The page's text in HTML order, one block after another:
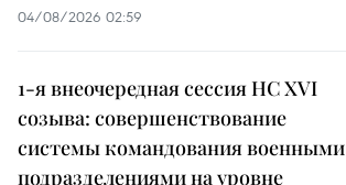
04/08/2026 02:59
1-я внеочередная сессия НС XVI
созыва: совершенствование
системы командования военными
подразделениями на уровне